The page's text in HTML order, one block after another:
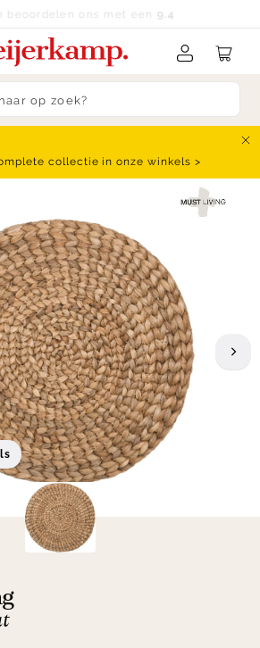
beoordelen ons met een 9.4
collectie in onze winkels >